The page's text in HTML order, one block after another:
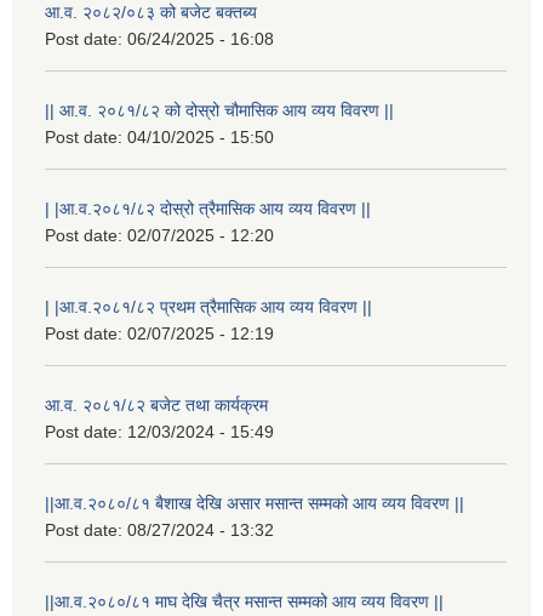
आ.व. २०८२/०८३ को बजेट बक्तब्य
Post date: 06/24/2025 - 16:08
|| आ.व. २०८१/८२ को दोस्रो चौमासिक आय व्यय विवरण ||
Post date: 04/10/2025 - 15:50
| |आ.व.२०८१/८२ दोस्रो त्रैमासिक आय व्यय विवरण ||
Post date: 02/07/2025 - 12:20
| |आ.व.२०८१/८२ प्रथम त्रैमासिक आय व्यय विवरण ||
Post date: 02/07/2025 - 12:19
आ.व. २०८१/८२ बजेट तथा कार्यक्रम
Post date: 12/03/2024 - 15:49
||आ.व.२०८०/८१ बैशाख देखि असार मसान्त सम्मको आय व्यय विवरण ||
Post date: 08/27/2024 - 13:32
||आ.व.२०८०/८१ माघ देखि चैत्र मसान्त सम्मको आय व्यय विवरण ||